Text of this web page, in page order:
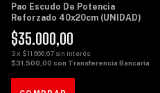
Pao Escudo De Potencia
Reforzado 40x20cm (UNIDAD)
$35.000,00
3x $11.666,67 sin interés
$31.500,00 con Transferencia Bancaria